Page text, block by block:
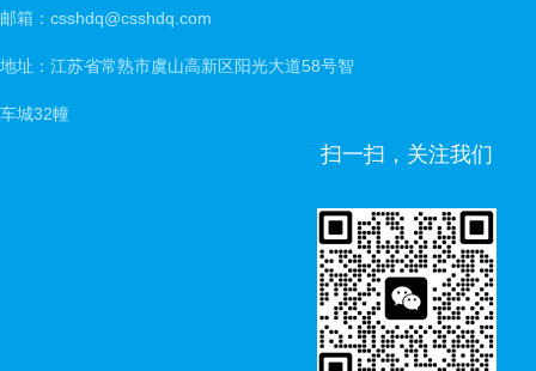
邮箱：csshdq@csshdq.com
地址：江苏省常熟市虞山高新区阳光大道58号智
车城32幢
扫一扫，关注我们